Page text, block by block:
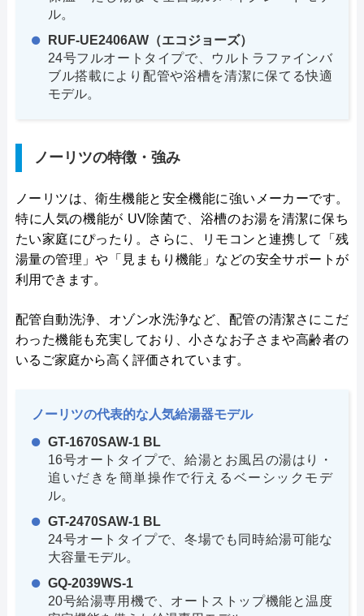
ル。
RUF-UE2406AW（エコジョーズ）
24号フルオートタイプで、ウルトラファインバ
ブル搭載により配管や浴槽を清潔に保てる快適
モデル。
ノーリツの特徴・強み
ノーリツは、衛生機能と安全機能に強いメーカーです。
特に人気の機能が UV除菌で、浴槽のお湯を清潔に保ち
たい家庭にぴったり。さらに、リモコンと連携して「残
湯量の管理」や「見まもり機能」などの安全サポートが
利用できます。
配管自動洗浄、オゾン水洗浄など、配管の清潔さにこだ
わった機能も充実しており、小さなお子さまや高齢者の
いるご家庭から高く評価されています。
ノーリツの代表的な人気給湯器モデル
GT-1670SAW-1 BL
16号オートタイプで、給湯とお風呂の湯はり・
追いだきを簡単操作で行えるベーシックモデ
ル。
GT-2470SAW-1 BL
24号オートタイプで、冬場でも同時給湯可能な
大容量モデル。
GQ-2039WS-1
20号給湯専用機で、オートストップ機能と温度